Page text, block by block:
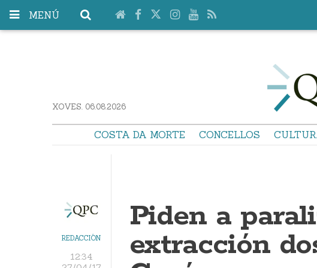
MENÚ
XOVES. 06.08.2026
COSTA DA MORTE CONCELLOS
REDACCIÓN
12:34
Piden a
extracción